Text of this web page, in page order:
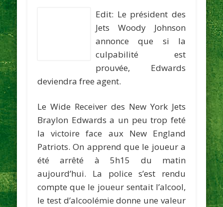
Edit: Le président des
Jets Woody Johnson
annonce que si la
culpabilité est
prouvée, Edwards
deviendra free agent.
Le Wide Receiver des New York Jets
Braylon Edwards a un peu trop feté
la victoire face aux New England
Patriots. On apprend que le joueur a
été arrêté à 5h15 du matin
aujourd’hui. La police s’est rendu
compte que le joueur sentait l’alcool,
le test d’alcoolémie donne une valeur